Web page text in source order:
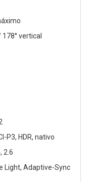
vertical
P3, HDR, nativo
2.6
Light, Adaptive-Sync